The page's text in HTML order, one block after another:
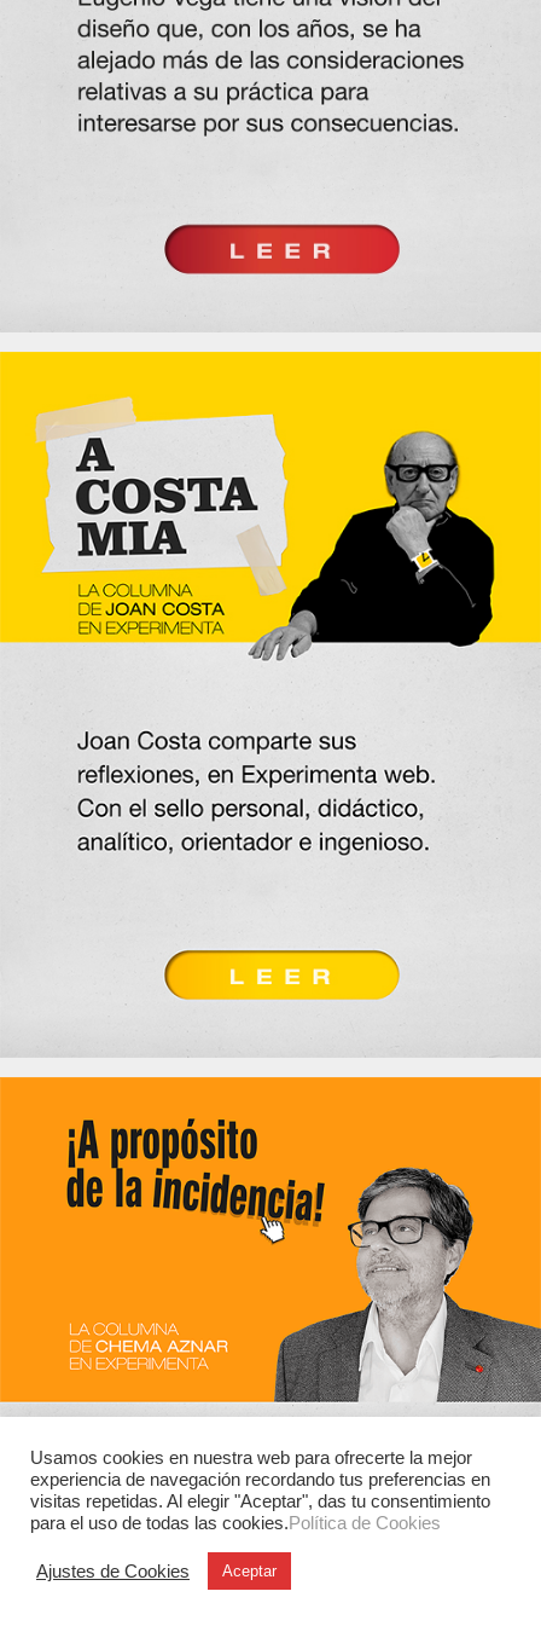
Usamos cookies en nuestra web para ofrecerte la mejor
experiencia de navegación recordando tus preferencias en
visitas repetidas. Al elegir "Aceptar", das tu consentimiento
para el uso de todas las cookies.Política de Cookies
Ajustes de Cookies Aceptar